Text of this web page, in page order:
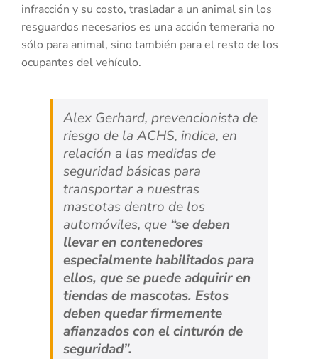
infracción y su costo, trasladar a un animal sin los
resguardos necesarios es una acción temeraria no
sólo para animal, sino también para el resto de los
ocupantes del vehículo.
Alex Gerhard, prevencionista de
riesgo de la ACHS, indica, en
relación a las medidas de
seguridad básicas para
transportar a nuestras
mascotas dentro de los
automóviles, que “se deben
llevar en contenedores
especialmente habilitados para
ellos, que se puede adquirir en
tiendas de mascotas. Estos
deben quedar firmemente
afianzados con el cinturón de
seguridad”.